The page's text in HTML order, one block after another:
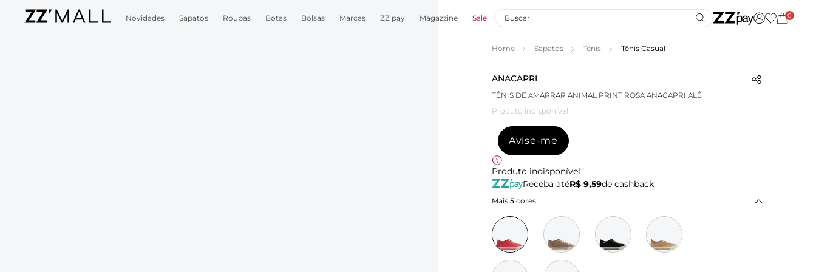
Novidades Sapatos Roupas Botas Bolsas Marcas ZZ pay Magazzine Sale 0
Home Sapatos Tênis Tênis Casual
ANACAPRI
TÊNIS DE AMARRAR ANIMAL PRINT ROSA ANACAPRI ALÊ
Produto indisponível
Avise-me
Produto indisponível
Receba atéR$ 9,59de cashback
Mais 5 cores